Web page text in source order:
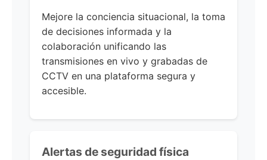
Mejore la conciencia situacional, la toma
de decisiones informada y la
colaboración unificando las
transmisiones en vivo y grabadas de
CCTV en una plataforma segura y
accesible.
Alertas de seguridad física